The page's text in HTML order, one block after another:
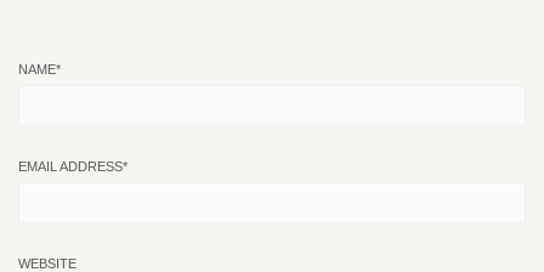
NAME*
EMAIL ADDRESS*
WEBSITE